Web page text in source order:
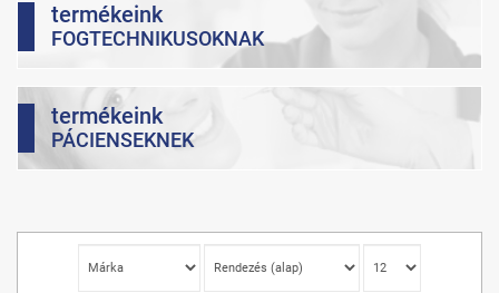
termékeink
FOGTECHNIKUSOKNAK
termékeink
PÁCIENSEKNEK